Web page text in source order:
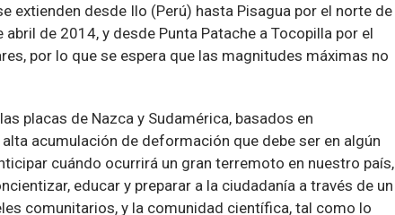
extienden desde Ilo (Perú) hasta Pisagua por el norte de
de 2014, y desde Punta Patache a Tocopilla por el
por lo que se espera que las magnitudes máximas no
placas de Nazca y Sudamérica, basados en
acumulación de deformación que debe ser en algún
cuándo ocurrirá un gran terremoto en nuestro país,
educar y preparar a la ciudadanía a través de un
comunitarios, y la comunidad científica, tal como lo